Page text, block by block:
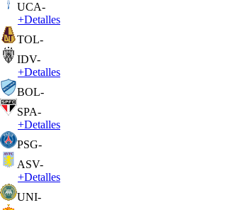
UCA-
+Detalles
TOL-
IDV-
+Detalles
BOL-
SPA-
+Detalles
PSG-
ASV-
+Detalles
UNI-